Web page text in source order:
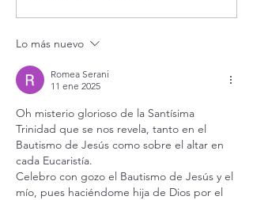
54) Bienaventurados los
parte).
Lo más nuevo
Romea Serani
11 ene 2025
Oh misterio glorioso de la Santísima
Trinidad que se nos revela, tanto en el
Bautismo de Jesús como sobre el altar en
cada Eucaristía.
Celebro con gozo el Bautismo de Jesús y el
mío, pues haciéndome hija de Dios por el